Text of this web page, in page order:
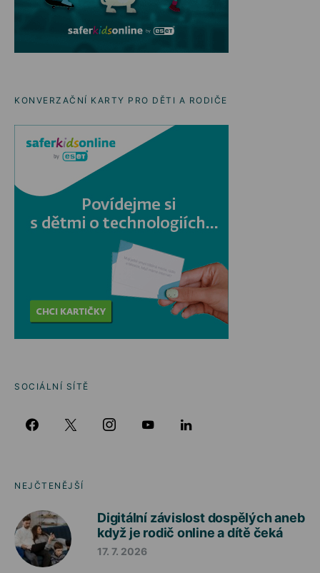
KONVERZAČNÍ KARTY PRO DĚTI A RODIČE
SOCIÁLNÍ SÍTĚ
NEJČTENĚJŠÍ
Digitální závislost dospělých aneb
když je rodič online a dítě čeká
17. 7. 2026